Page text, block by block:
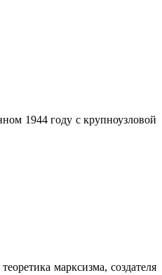
1944 году с крупноузловой
марксизма, создателя